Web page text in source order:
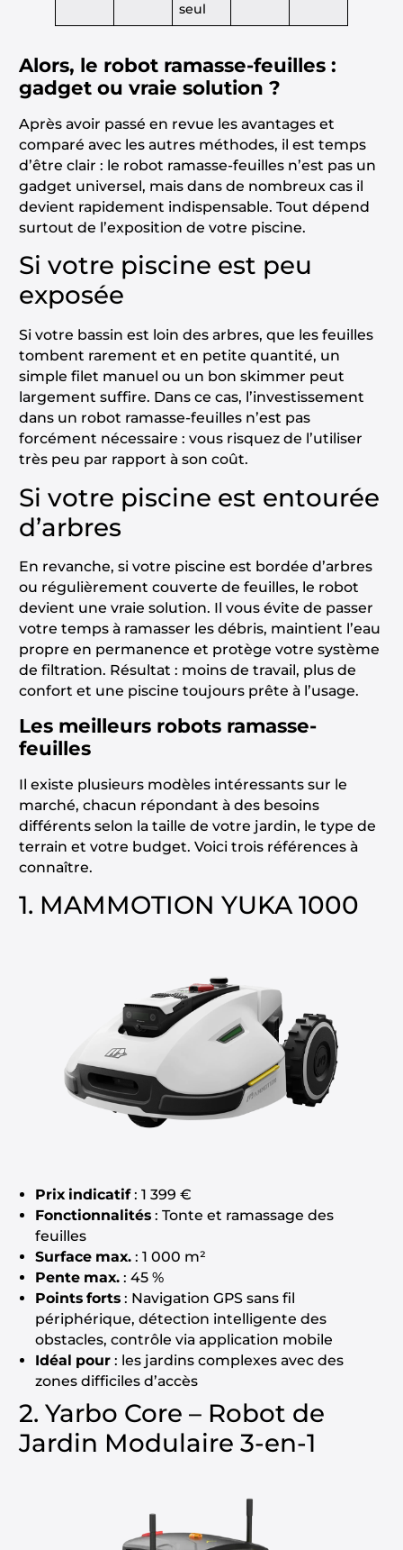
seul
Alors, le robot ramasse-feuilles :
gadget ou vraie solution ?
Après avoir passé en revue les avantages et
comparé avec les autres méthodes, il est temps
d’être clair : le robot ramasse-feuilles n’est pas un
gadget universel, mais dans de nombreux cas il
devient rapidement indispensable. Tout dépend
surtout de l’exposition de votre piscine.
Si votre piscine est peu
exposée
Si votre bassin est loin des arbres, que les feuilles
tombent rarement et en petite quantité, un
simple filet manuel ou un bon skimmer peut
largement suffire. Dans ce cas, l’investissement
dans un robot ramasse-feuilles n’est pas
forcément nécessaire : vous risquez de l’utiliser
très peu par rapport à son coût.
Si votre piscine est entourée
d’arbres
En revanche, si votre piscine est bordée d’arbres
ou régulièrement couverte de feuilles, le robot
devient une vraie solution. Il vous évite de passer
votre temps à ramasser les débris, maintient l’eau
propre en permanence et protège votre système
de filtration. Résultat : moins de travail, plus de
confort et une piscine toujours prête à l’usage.
Les meilleurs robots ramasse-
feuilles
Il existe plusieurs modèles intéressants sur le
marché, chacun répondant à des besoins
différents selon la taille de votre jardin, le type de
terrain et votre budget. Voici trois références à
connaître.
1. MAMMOTION YUKA 1000
Prix indicatif: 1 399 €
Fonctionnalités: Tonte et ramassage des
feuilles
Surface max.: 1 000 m²
Pente max.: 45 %
Points forts: Navigation GPS sans fil
périphérique, détection intelligente des
obstacles, contrôle via application mobile
Idéal pour: les jardins complexes avec des
zones difficiles d’accès
2. Yarbo Core – Robot de
Jardin Modulaire 3-en-1